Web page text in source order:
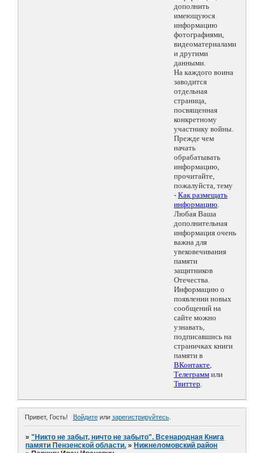
дополнить
имеющуюся
информацию
фотографиями,
видеоматериалами
и другими
данными.
На каждого воина
заводится
отдельная
страница,
посвященная
конкретному
участнику войны.
Прежде чем
начать
обрабатывать
информацию,
прочитайте,
пожалуйста, тему
- Как размещать
информацию.
Любая Ваша
дополнительная
информация очень
важна для
увековечивания
памяти
защитников
Отечества.
Информацию о
появлении новых
сообщений на
сайте можно
узнавать,
подписавшись на
страничках книги
памяти в
ВКонтакте,
Телеграмм или
Твиттер.
Привет, Гость! Войдитеили зарегистрируйтесь.
»"Никто не забыт, ничто не забыто". Всенародная Книга
памяти Пензенской области. » Нижнеломовский район